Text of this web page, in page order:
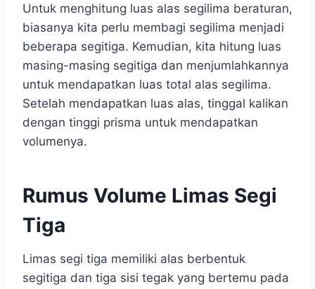
Untuk menghitung luas alas segilima beraturan,
biasanya kita perlu membagi segilima menjadi
beberapa segitiga. Kemudian, kita hitung luas
masing-masing segitiga dan menjumlahkannya
untuk mendapatkan luas total alas segilima.
Setelah mendapatkan luas alas, tinggal kalikan
dengan tinggi prisma untuk mendapatkan
volumenya.
Rumus Volume Limas Segi
Tiga
Limas segi tiga memiliki alas berbentuk
segitiga dan tiga sisi tegak yang bertemu pada